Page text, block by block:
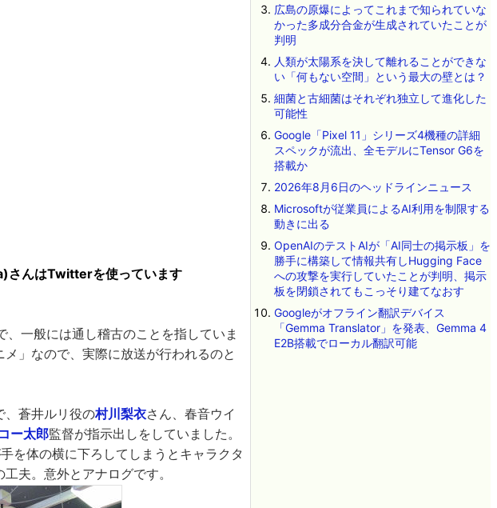
さんはTwitterを使っています
一般には通し稽古のことを指していま
」なので、実際に放送が行われるのと
、蒼井ルリ役の村川梨衣さん、春音ウイ
ー太郎監督が指示出しをしていました。
を体の横に下ろしてしまうとキャラクタ
夫。意外とアナログです。
広島の原爆によってこれまで知られていな
かった多成分合金が生成されていたことが
判明
人類が太陽系を決して離れることができな
い「何もない空間」という最大の壁とは？
細菌と古細菌はそれぞれ独立して進化した
可能性
Google「Pixel 11」シリーズ4機種の詳細
スペックが流出、全モデルにTensor G6を
搭載か
2026年8月6日のヘッドラインニュース
Microsoftが従業員によるAI利用を制限する
動きに出る
OpenAIのテストAIが「AI同士の掲示板」を
勝手に構築して情報共有しHugging Face
への攻撃を実行していたことが判明、掲示
板を閉鎖されてもこっそり建てなおす
Googleがオフライン翻訳デバイス
「Gemma Translator」を発表、Gemma 4
E2B搭載でローカル翻訳可能